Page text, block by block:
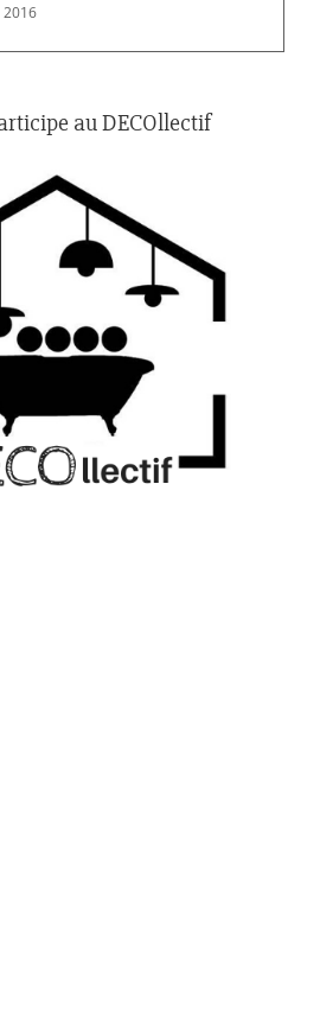
au DECOllectif